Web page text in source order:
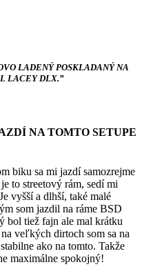
LADENÝ POSKLADANÝ NA
LACEY DLX.”
NA TOMTO SETUPE
biku sa mi jazdí samozrejme
to streetový rám, sedí mi
vyšší a dlhší, také malé
som jazdil na ráme BSD
bol tiež fajn ale mal krátku
veľkých dirtoch som sa na
ako na tomto. Takže
maximálne spokojný!